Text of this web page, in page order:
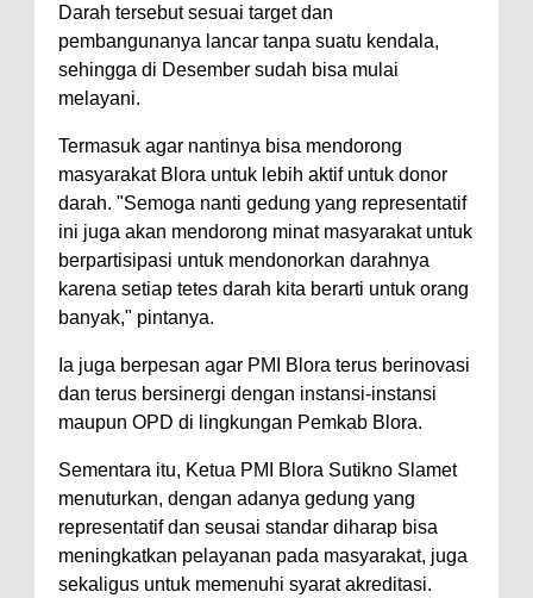
Darah tersebut sesuai target dan
pembangunanya lancar tanpa suatu kendala,
sehingga di Desember sudah bisa mulai
melayani.
Termasuk agar nantinya bisa mendorong
masyarakat Blora untuk lebih aktif untuk donor
darah. "Semoga nanti gedung yang representatif
ini juga akan mendorong minat masyarakat untuk
berpartisipasi untuk mendonorkan darahnya
karena setiap tetes darah kita berarti untuk orang
banyak," pintanya.
Ia juga berpesan agar PMI Blora terus berinovasi
dan terus bersinergi dengan instansi-instansi
maupun OPD di lingkungan Pemkab Blora.
Sementara itu, Ketua PMI Blora Sutikno Slamet
menuturkan, dengan adanya gedung yang
representatif dan seusai standar diharap bisa
meningkatkan pelayanan pada masyarakat, juga
sekaligus untuk memenuhi syarat akreditasi.